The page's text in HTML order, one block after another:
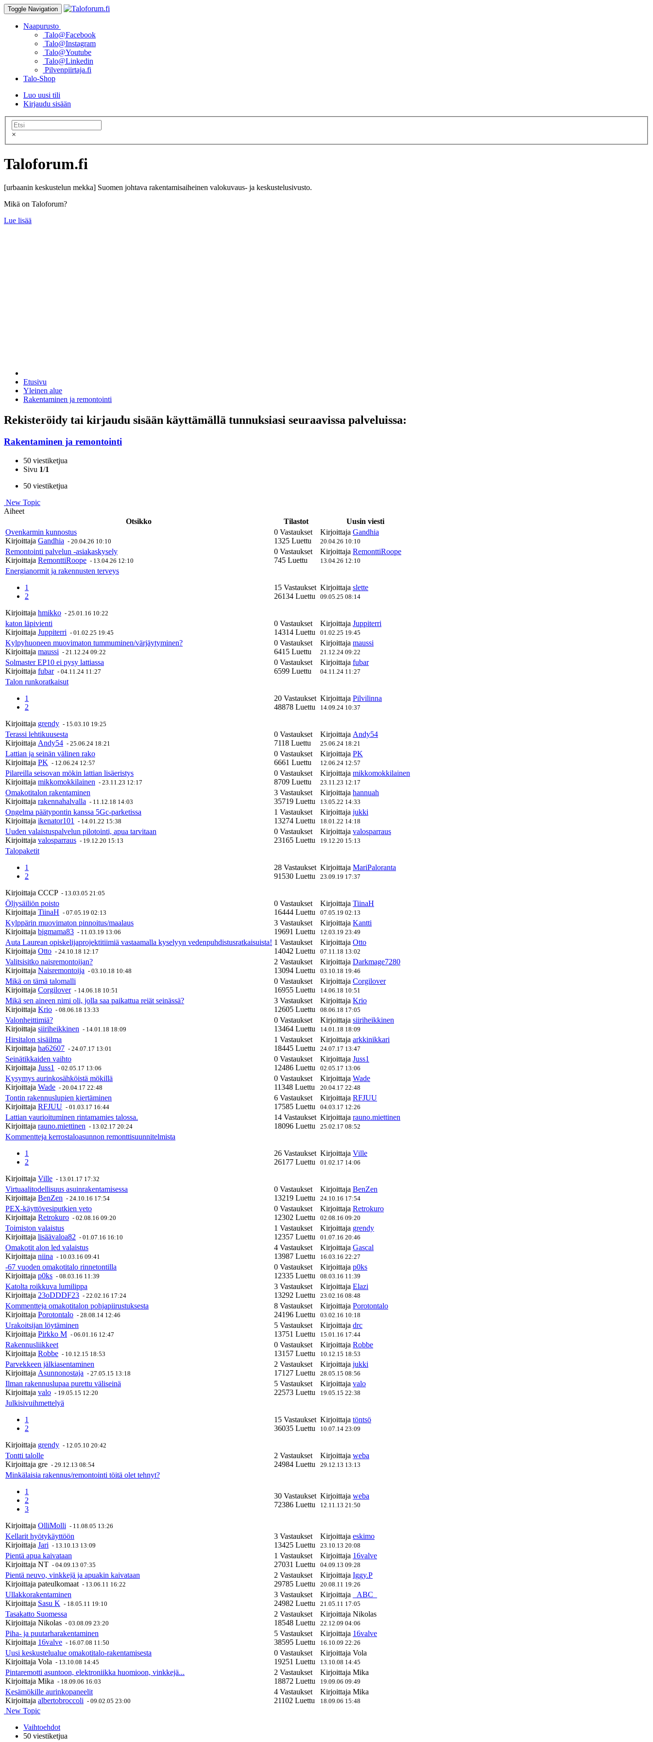
Toggle Navigation
Naapurusto
Talo@Facebook
Talo@Instagram
Talo@Youtube
Talo@Linkedin
Pilvenpiirtaja.fi
Talo-Shop
Luo uusi tili
Kirjaudu sisään
×
Taloforum.fi
[urbaanin keskustelun mekka] Suomen johtava rakentamisaiheinen valokuvaus- ja keskustelusivusto.
Mikä on Taloforum?
Lue lisää
Etusivu
Yleinen alue
Rakentaminen ja remontointi
Rekisteröidy tai kirjaudu sisään käyttämällä tunnuksiasi seuraavissa palveluissa:
Rakentaminen ja remontointi
50 viestiketjua
Sivu 1/1
50 viestiketjua
New Topic
Aiheet
Otsikko
Tilastot
Uusin viesti
Ovenkarmin kunnostus
Kirjoittaja Gandhia - 20.04.26 10:10
0 Vastaukset
1325 Luettu
Kirjoittaja Gandhia
20.04.26 10:10
Remontointi palvelun -asiakaskysely
Kirjoittaja RemonttiRoope - 13.04.26 12:10
0 Vastaukset
745 Luettu
Kirjoittaja RemonttiRoope
13.04.26 12:10
Energianormit ja rakennusten terveys
1
2
Kirjoittaja hmikko - 25.01.16 10:22
15 Vastaukset
26134 Luettu
Kirjoittaja slette
09.05.25 08:14
katon läpivienti
Kirjoittaja Juppiterri - 01.02.25 19:45
0 Vastaukset
14314 Luettu
Kirjoittaja Juppiterri
01.02.25 19:45
Kylpyhuoneen muovimaton tummuminen/värjäytyminen?
Kirjoittaja maussi - 21.12.24 09:22
0 Vastaukset
6415 Luettu
Kirjoittaja maussi
21.12.24 09:22
Solmaster EP10 ei pysy lattiassa
Kirjoittaja fubar - 04.11.24 11:27
0 Vastaukset
6599 Luettu
Kirjoittaja fubar
04.11.24 11:27
Talon runkoratkaisut
1
2
Kirjoittaja grendy - 15.03.10 19:25
20 Vastaukset
48878 Luettu
Kirjoittaja Pilvilinna
14.09.24 10:37
Terassi lehtikuusesta
Kirjoittaja Andy54 - 25.06.24 18:21
0 Vastaukset
7118 Luettu
Kirjoittaja Andy54
25.06.24 18:21
Lattian ja seinän välinen rako
Kirjoittaja PK - 12.06.24 12:57
0 Vastaukset
6661 Luettu
Kirjoittaja PK
12.06.24 12:57
Pilareilla seisovan mökin lattian lisäeristys
Kirjoittaja mikkomokkilainen - 23.11.23 12:17
0 Vastaukset
8709 Luettu
Kirjoittaja mikkomokkilainen
23.11.23 12:17
Omakotitalon rakentaminen
Kirjoittaja rakennahalvalla - 11.12.18 14:03
3 Vastaukset
35719 Luettu
Kirjoittaja hannuah
13.05.22 14:33
Ongelma päätypontin kanssa 5Gc-parketissa
Kirjoittaja ikenator101 - 14.01.22 15:38
1 Vastaukset
13274 Luettu
Kirjoittaja jukki
18.01.22 14:18
Uuden valaistuspalvelun pilotointi, apua tarvitaan
Kirjoittaja valosparraus - 19.12.20 15:13
0 Vastaukset
23165 Luettu
Kirjoittaja valosparraus
19.12.20 15:13
Talopaketit
1
2
Kirjoittaja CCCP - 13.03.05 21:05
28 Vastaukset
91530 Luettu
Kirjoittaja MariPaloranta
23.09.19 17:37
Öljysäiliön poisto
Kirjoittaja TiinaH - 07.05.19 02:13
0 Vastaukset
16444 Luettu
Kirjoittaja TiinaH
07.05.19 02:13
Kylppärin muovimaton pinnoitus/maalaus
Kirjoittaja bigmama83 - 11.03.19 13:06
3 Vastaukset
19691 Luettu
Kirjoittaja Kantti
12.03.19 23:49
Auta Laurean opiskelijaprojektitiimiä vastaamalla kyselyyn vedenpuhdistusratkaisuista!
Kirjoittaja Otto - 24.10.18 12:17
1 Vastaukset
14042 Luettu
Kirjoittaja Otto
07.11.18 13:02
Valitsisitko naisremontoijan?
Kirjoittaja Naisremontoija - 03.10.18 10:48
2 Vastaukset
13094 Luettu
Kirjoittaja Darkmage7280
03.10.18 19:46
Mikä on tämä talomalli
Kirjoittaja Corgilover - 14.06.18 10:51
0 Vastaukset
16955 Luettu
Kirjoittaja Corgilover
14.06.18 10:51
Mikä sen aineen nimi oli, jolla saa paikattua reiät seinässä?
Kirjoittaja Krio - 08.06.18 13:33
3 Vastaukset
12605 Luettu
Kirjoittaja Krio
08.06.18 17:05
Valonheittimiä?
Kirjoittaja siiriheikkinen - 14.01.18 18:09
0 Vastaukset
13464 Luettu
Kirjoittaja siiriheikkinen
14.01.18 18:09
Hirsitalon sisäilma
Kirjoittaja ha62607 - 24.07.17 13:01
1 Vastaukset
18445 Luettu
Kirjoittaja arkkinikkari
24.07.17 13:47
Seinätikkaiden vaihto
Kirjoittaja Juss1 - 02.05.17 13:06
0 Vastaukset
12486 Luettu
Kirjoittaja Juss1
02.05.17 13:06
Kysymys aurinkosähköistä mökillä
Kirjoittaja Wade - 20.04.17 22:48
0 Vastaukset
11348 Luettu
Kirjoittaja Wade
20.04.17 22:48
Tontin rakennuslupien kiertäminen
Kirjoittaja RFJUU - 01.03.17 16:44
6 Vastaukset
17585 Luettu
Kirjoittaja RFJUU
04.03.17 12:26
Lattian vaurioituminen rintamamies talossa.
Kirjoittaja rauno.miettinen - 13.02.17 20:24
14 Vastaukset
18096 Luettu
Kirjoittaja rauno.miettinen
25.02.17 08:52
Kommentteja kerrostaloasunnon remonttisuunnitelmista
1
2
Kirjoittaja Ville - 13.01.17 17:32
26 Vastaukset
26177 Luettu
Kirjoittaja Ville
01.02.17 14:06
Virtuaalitodellisuus asuinrakentamisessa
Kirjoittaja BenZen - 24.10.16 17:54
0 Vastaukset
13219 Luettu
Kirjoittaja BenZen
24.10.16 17:54
PEX-käyttövesiputkien veto
Kirjoittaja Retrokuro - 02.08.16 09:20
0 Vastaukset
12302 Luettu
Kirjoittaja Retrokuro
02.08.16 09:20
Toimiston valaistus
Kirjoittaja lisäävaloa82 - 01.07.16 16:10
1 Vastaukset
12357 Luettu
Kirjoittaja grendy
01.07.16 20:46
Omakotit alon led valaistus
Kirjoittaja niina - 10.03.16 09:41
4 Vastaukset
13987 Luettu
Kirjoittaja Gascal
16.03.16 22:27
-67 vuoden omakotitalo rinnetontilla
Kirjoittaja p0ks - 08.03.16 11:39
0 Vastaukset
12335 Luettu
Kirjoittaja p0ks
08.03.16 11:39
Katolta roikkuva lumilippa
Kirjoittaja 23oDDDF23 - 22.02.16 17:24
3 Vastaukset
13292 Luettu
Kirjoittaja Elazi
23.02.16 08:48
Kommentteja omakotitalon pohjapiirustuksesta
Kirjoittaja Porotontalo - 28.08.14 12:46
8 Vastaukset
24196 Luettu
Kirjoittaja Porotontalo
03.02.16 10:18
Urakoitsijan löytäminen
Kirjoittaja Pirkko M - 06.01.16 12:47
5 Vastaukset
13751 Luettu
Kirjoittaja drc
15.01.16 17:44
Rakennusliikkeet
Kirjoittaja Robbe - 10.12.15 18:53
0 Vastaukset
13157 Luettu
Kirjoittaja Robbe
10.12.15 18:53
Parvekkeen jälkiasentaminen
Kirjoittaja Asunnonostaja - 27.05.15 13:18
2 Vastaukset
17127 Luettu
Kirjoittaja jukki
28.05.15 08:56
Ilman rakennuslupaa purettu väliseinä
Kirjoittaja valo - 19.05.15 12:20
5 Vastaukset
22573 Luettu
Kirjoittaja valo
19.05.15 22:38
Julkisivuihmettelyä
1
2
Kirjoittaja grendy - 12.05.10 20:42
15 Vastaukset
36035 Luettu
Kirjoittaja töntsö
10.07.14 23:09
Tontti talolle
Kirjoittaja gre - 29.12.13 08:54
2 Vastaukset
24984 Luettu
Kirjoittaja weba
29.12.13 13:13
Minkälaisia rakennus/remontointi töitä olet tehnyt?
1
2
3
Kirjoittaja OlliMolli - 11.08.05 13:26
30 Vastaukset
72386 Luettu
Kirjoittaja weba
12.11.13 21:50
Kellarit hyötykäyttöön
Kirjoittaja Jari - 13.10.13 13:09
3 Vastaukset
13425 Luettu
Kirjoittaja eskimo
23.10.13 20:08
Pientä apua kaivataan
Kirjoittaja NT - 04.09.13 07:35
1 Vastaukset
27031 Luettu
Kirjoittaja 16valve
04.09.13 09:28
Pientä neuvo, vinkkejä ja apuakin kaivataan
Kirjoittaja pateulkomaat - 13.06.11 16:22
2 Vastaukset
29785 Luettu
Kirjoittaja Iggy.P
20.08.11 19:26
Ullakkorakentaminen
Kirjoittaja Sasu K - 18.05.11 19:10
3 Vastaukset
24982 Luettu
Kirjoittaja _ABC_
21.05.11 17:05
Tasakatto Suomessa
Kirjoittaja Nikolas - 03.08.09 23:20
2 Vastaukset
18548 Luettu
Kirjoittaja Nikolas
22.12.09 04:06
Piha- ja puutarharakentaminen
Kirjoittaja 16valve - 16.07.08 11:50
5 Vastaukset
38595 Luettu
Kirjoittaja 16valve
16.10.09 22:26
Uusi keskustelualue omakotitalo-rakentamisesta
Kirjoittaja Vola - 13.10.08 14:45
0 Vastaukset
19251 Luettu
Kirjoittaja Vola
13.10.08 14:45
Pintaremotti asuntoon, elektroniikka huomioon, vinkkejä...
Kirjoittaja Mika - 18.09.06 16:03
2 Vastaukset
18872 Luettu
Kirjoittaja Mika
19.09.06 09:49
Kesämökille aurinkopaneelit
Kirjoittaja albertobroccoli - 09.02.05 23:00
4 Vastaukset
21102 Luettu
Kirjoittaja Mika
18.09.06 15:48
New Topic
Vaihtoehdot
50 viestiketjua